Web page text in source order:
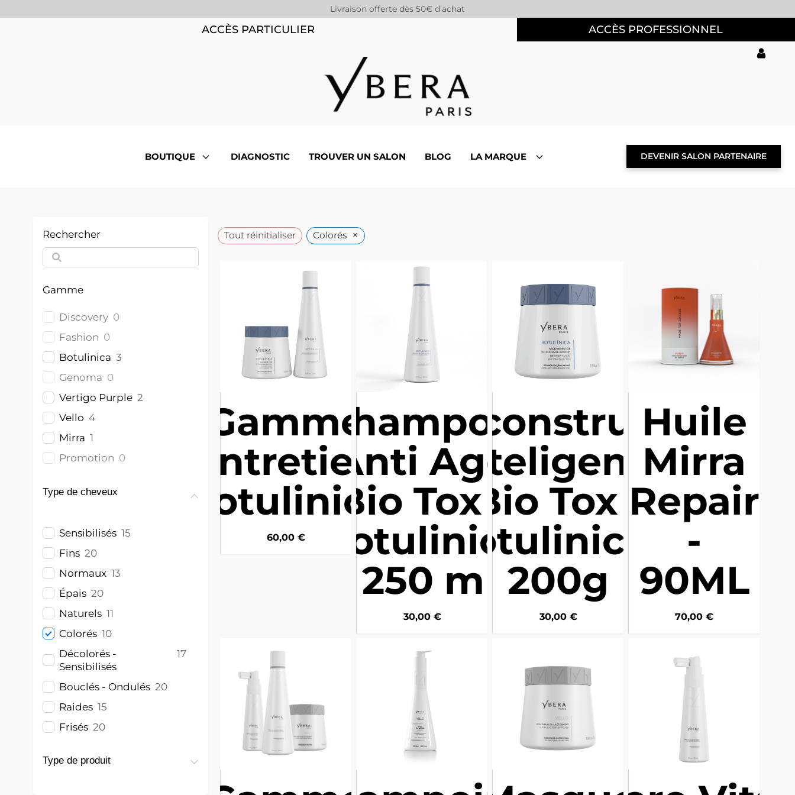
Livraison offerte dès 50€ d'achat
ACCÈS PARTICULIER ACCÈS PROFESSIONNEL
BOUTIQUE DIAGNOSTIC TROUVER UN SALON BLOG LA MARQUE DEVENIR SALON PARTENAIRE
Rechercher
Rechercher
Gamme
Discovery 0
Fashion 0
Botulinica 3
Genoma 0
Vertigo Purple 2
Vello 4
Mirra 1
Promotion 0
Type de cheveux
Sensibilisés 15
Fins 20
Normaux 13
Épais 20
Naturels 11
Colorés 10
Décolorés -
Sensibilisés
17
Bouclés - Ondulés 20
Raides 15
Frisés 20
Type de produit
Tout réinitialiser Colorés ×
Gamme
Entretien
Botulinica
60,00 €
Shampoo
Anti Age
Bio Tox -
Botulinica
- 250 mL
30,00 €
Reconstrutor
Inteligente
Bio Tox -
Botulinica -
200g
30,00 €
Huile
Mirra
Repair
-
90ML
70,00 €